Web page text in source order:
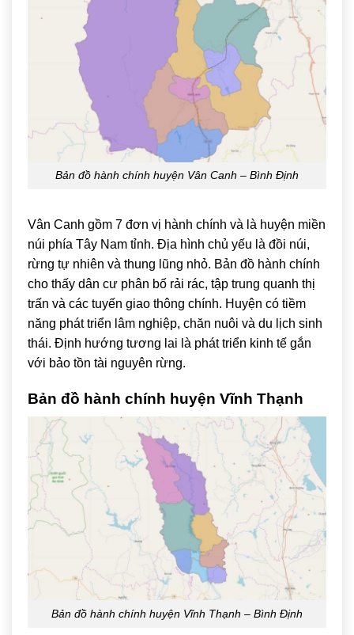
Bản đồ hành chính huyện Vân Canh – Bình Định
Vân Canh gồm 7 đơn vị hành chính và là huyện miền
núi phía Tây Nam tỉnh. Địa hình chủ yếu là đồi núi,
rừng tự nhiên và thung lũng nhỏ. Bản đồ hành chính
cho thấy dân cư phân bố rải rác, tập trung quanh thị
trấn và các tuyến giao thông chính. Huyện có tiềm
năng phát triển lâm nghiệp, chăn nuôi và du lịch sinh
thái. Định hướng tương lai là phát triển kinh tế gắn
với bảo tồn tài nguyên rừng.
Bản đồ hành chính huyện Vĩnh Thạnh
Bản đồ hành chính huyện Vĩnh Thạnh – Bình Định